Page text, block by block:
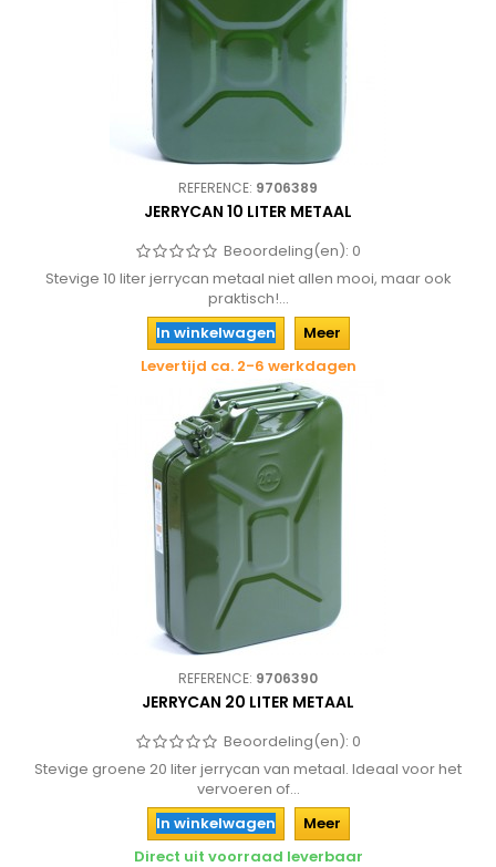
REFERENCE: 9706389
JERRYCAN 10 LITER METAAL
Beoordeling(en): 0
Stevige 10 liter jerrycan metaal niet allen mooi, maar ook
praktisch!...
In winkelwagen
Meer
Levertijd ca. 2-6 werkdagen
REFERENCE: 9706390
JERRYCAN 20 LITER METAAL
Beoordeling(en): 0
Stevige groene 20 liter jerrycan van metaal. Ideaal voor het
vervoeren of...
In winkelwagen
Meer
Direct uit voorraad leverbaar